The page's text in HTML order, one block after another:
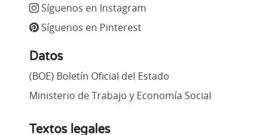
Síguenos en Instagram
Síguenos en Pinterest
Datos
(BOE) Boletín Oficial del Estado
Ministerio de Trabajo y Economía Social
Textos legales